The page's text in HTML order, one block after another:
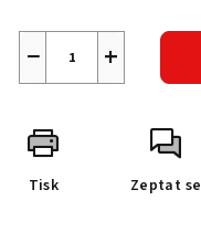
+
−
Tisk Zeptat se